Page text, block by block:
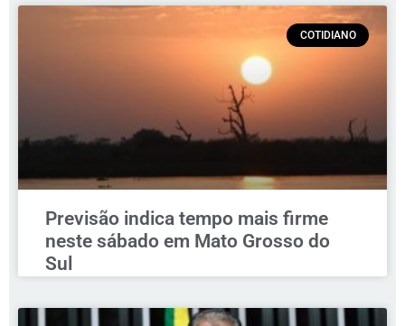
COTIDIANO
Previsão indica tempo mais firme
neste sábado em Mato Grosso do
Sul